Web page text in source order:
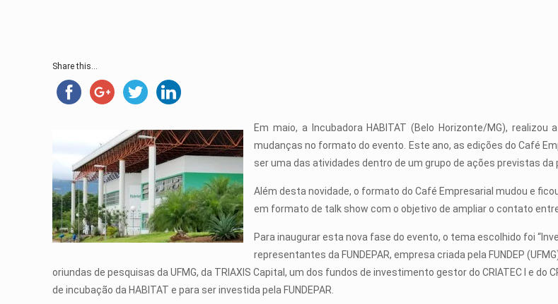
Share this...
Em maio, a Incubadora HABITAT (Belo Horizonte/MG),
mudanças no formato do evento. Este ano, as edições do Café
ser uma das atividades dentro de um grupo de ações previstas da
Além desta novidade, o formato do Café Empresarial mudou e
em formato de talk show com o objetivo de ampliar o contato
Para inaugurar esta nova fase do evento, o tema escolhido foi
representantes da FUNDEPAR, empresa criada pela FUNDEP
oriundas de pesquisas da UFMG, da TRIAXIS Capital, um dos fundos de investimento gestor do CRIATEC I e do
de incubação da HABITAT e para ser investida pela FUNDEPAR.